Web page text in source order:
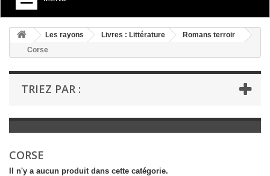
+
LIVRES : ARTS ET SOCIÉTÉ
+
LIVRES : LITTÉRATURE
+
LIVRES : JEUNESSE
LIVRES ANCIENS AVANT 1900
Les rayons Livres : Littérature
Romans terroir
Corse
TRIEZ PAR :
CORSE
Il n'y a aucun produit dans cette catégorie.